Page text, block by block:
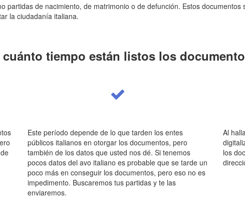
partidas de nacimiento, de matrimonio o de defunción. Estos
la ciudadanía italiana.
cuánto tiempo están listos los
Este período depende de lo que tarden los entes
públicos italianos en otorgar los documentos, pero
también de los datos que usted nos dé. Si tenemos
pocos datos del avo italiano es probable que se tarde un
poco más en conseguir los documentos, pero eso no es
impedimento. Buscaremos tus partidas y te las
enviaremos.
Al
los